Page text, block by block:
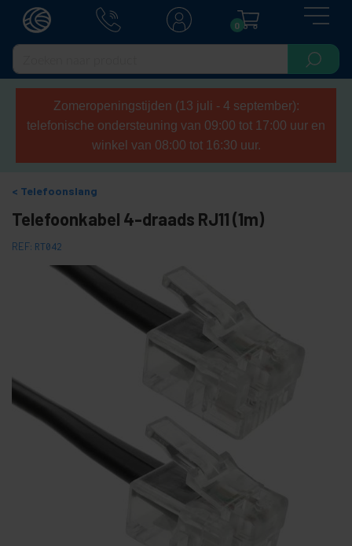
0
Zomeropeningstijden (13 juli - 4 september):
telefonische ondersteuning van 09:00 tot 17:00 uur en
winkel van 08:00 tot 16:30 uur.
Telefoonslang
Telefoonkabel 4-draads RJ11 (1m)
REF: RT042